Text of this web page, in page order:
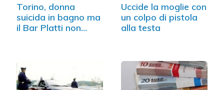
Torino, donna
suicida in bagno ma
il Bar Platti non…
Uccide la moglie con
un colpo di pistola
alla testa